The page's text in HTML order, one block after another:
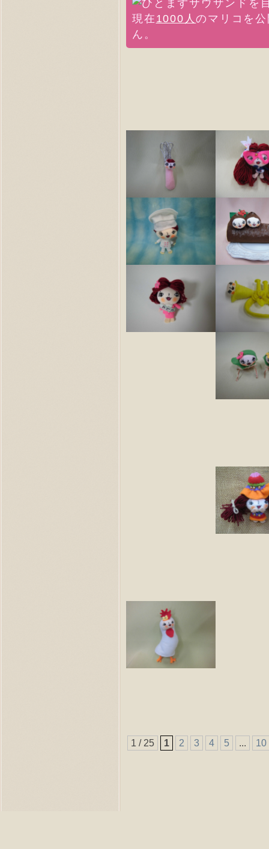
現在 1000人のマリコを
ん。
1 / 25 1 2 3 4 5 ... 10